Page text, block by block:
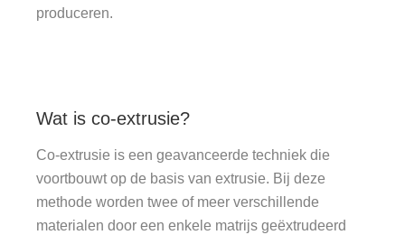
produceren.
Wat is co-extrusie?
Co-extrusie is een geavanceerde techniek die
voortbouwt op de basis van extrusie. Bij deze
methode worden twee of meer verschillende
materialen door een enkele matrijs geëxtrudeerd